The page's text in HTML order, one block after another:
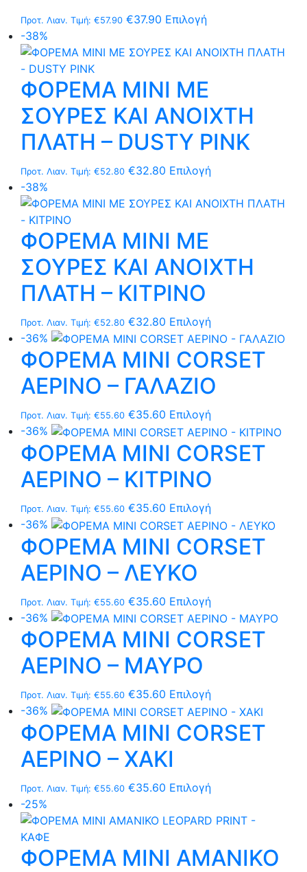
Προτ. Λιαν. Τιμή: €57.90 €37.90 ΕπιλογήΑυτό
προϊόν
πολλαπλές
παραλλαγές.
Οι
επιλογές
μπορούν
να
στη
του
προϊόντος
-38%
ΦΟΡΕΜΑ MΙNI ΜΕ
ΣΟΥΡΕΣ ΚΑΙ ΑΝΟΙΧΤΗ
ΠΛΑΤΗ – DUSTY PINK
Προτ. Λιαν. Τιμή: €52.80 €32.80 ΕπιλογήΑυτό
προϊόν
Οι
επιλεγούν
στη
σελίδα
του
-38%
ΦΟΡΕΜΑ MΙNI ΜΕ
ΣΟΥΡΕΣ ΚΑΙ ΑΝΟΙΧΤΗ
ΠΛΑΤΗ – ΚΙΤΡΙΝΟ
Προτ. Λιαν. Τιμή: €52.80 €32.80 ΕπιλογήΑυτό
το
προϊόν
έχει
πολλαπλές
Οι
επιλογές
μπορούν
επιλεγούν
σελίδα
του
προϊόντος
-36%
ΦΟΡΕΜΑ MΙNI CORSET
ΑΕΡΙΝΟ – ΓΑΛΑΖΙΟ
Προτ. Λιαν. Τιμή: €55.60 €35.60 ΕπιλογήΑυτό
το
προϊόν
έχει
πολλαπλές
Οι
επιλογές
μπορούν
σελίδα
του
προϊόντος
-36%
ΦΟΡΕΜΑ MΙNI CORSET
ΑΕΡΙΝΟ – ΚΙΤΡΙΝΟ
Προτ. Λιαν. Τιμή: €55.60 €35.60 ΕπιλογήΑυτό
το
προϊόν
έχει
Οι
επιλογές
μπορούν
σελίδα
του
προϊόντος
-36%
ΦΟΡΕΜΑ MΙNI CORSET
ΑΕΡΙΝΟ – ΛΕΥΚΟ
Προτ. Λιαν. Τιμή: €55.60 €35.60 ΕπιλογήΑυτό
το
προϊόν
έχει
Οι
επιλογές
μπορούν
σελίδα
του
-36%
ΦΟΡΕΜΑ MΙNI CORSET
ΑΕΡΙΝΟ – ΜΑΥΡΟ
Προτ. Λιαν. Τιμή: €55.60 €35.60 ΕπιλογήΑυτό
το
προϊόν
έχει
Οι
μπορούν
επιλεγούν
-36%
ΦΟΡΕΜΑ MΙNI CORSET
ΑΕΡΙΝΟ – ΧΑΚΙ
Προτ. Λιαν. Τιμή: €55.60 €35.60 ΕπιλογήΑυτό
προϊόν
πολλαπλές
παραλλαγές.
-25%
ΦΟΡΕΜΑ MΙNI ΑΜΑΝΙΚΟ